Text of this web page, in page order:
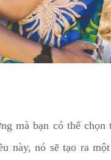
mà bạn có thể chọn
này, nó sẽ tạo ra